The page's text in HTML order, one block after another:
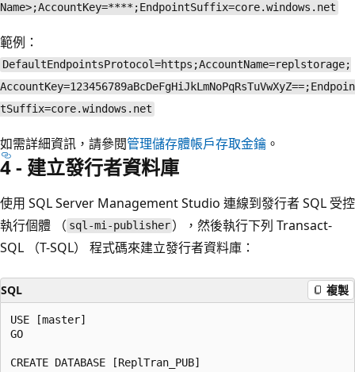
Name>;AccountKey=****;EndpointSuffix=core.windows.net
範例：
DefaultEndpointsProtocol=https;AccountName=replstorage;
AccountKey=123456789aBcDeFgHiJkLmNoPqRsTuVwXyZ==;Endpoin
tSuffix=core.windows.net
如需詳細資訊，請參閱管理儲存體帳戶存取金鑰 。
4 - 建立發行者資料庫
使用 SQL Server Management Studio 連線到發行者 SQL 受控
執行個體 （ sql-mi-publisher ），然後執行下列 Transact-
SQL （T-SQL） 程式碼來建立發行者資料庫：
SQL 複製
USE [master]
GO
CREATE DATABASE [ReplTran_PUB]